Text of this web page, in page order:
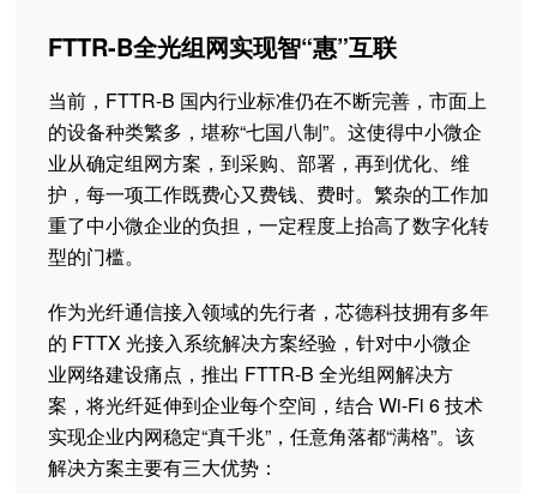
FTTR-B全光组网实现智“惠”互联
当前，FTTR-B 国内行业标准仍在不断完善，市面上
的设备种类繁多，堪称“七国八制”。这使得中小微企
业从确定组网方案，到采购、部署，再到优化、维
护，每一项工作既费心又费钱、费时。繁杂的工作加
重了中小微企业的负担，一定程度上抬高了数字化转
型的门槛。
作为光纤通信接入领域的先行者，芯德科技拥有多年
的 FTTX 光接入系统解决方案经验，针对中小微企
业网络建设痛点，推出 FTTR-B 全光组网解决方
案，将光纤延伸到企业每个空间，结合 Wi-Fi 6 技术
实现企业内网稳定“真千兆”，任意角落都“满格”。该
解决方案主要有三大优势：